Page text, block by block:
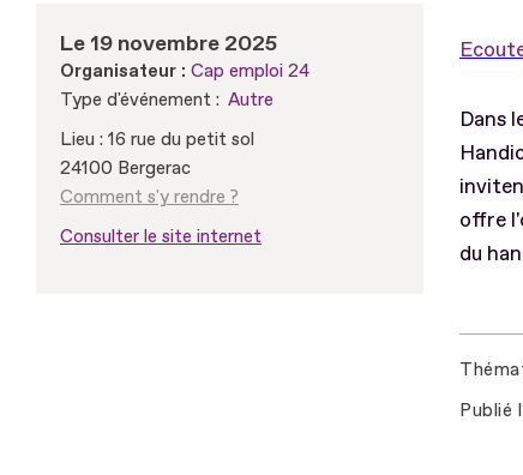
Le 19 novembre 2025
Organisateur : Cap emploi 24
Type d'événement : Autre
Lieu : 16 rue du petit sol
24100 Bergerac
Comment s'y rendre ?
Consulter le site internet
Dans
offre
du
Publié